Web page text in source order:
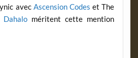
avec Ascension Codes et The
Dahaloméritent cette mention